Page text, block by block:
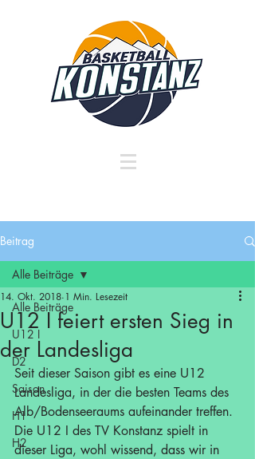
Beitrag
Alle Beiträge
U12 I
D2
Saison
H1
H2
Alle Beiträge
U12 I feiert ersten Sieg in
der Landesliga
14. Okt. 2018 1 Min. Lesezeit
Seit dieser Saison gibt es eine U12
Landesliga, in der die besten Teams des
Alb/Bodenseeraums aufeinander treffen.
Die U12 I des TV Konstanz spielt in
dieser Liga, wohl wissend, dass wir in